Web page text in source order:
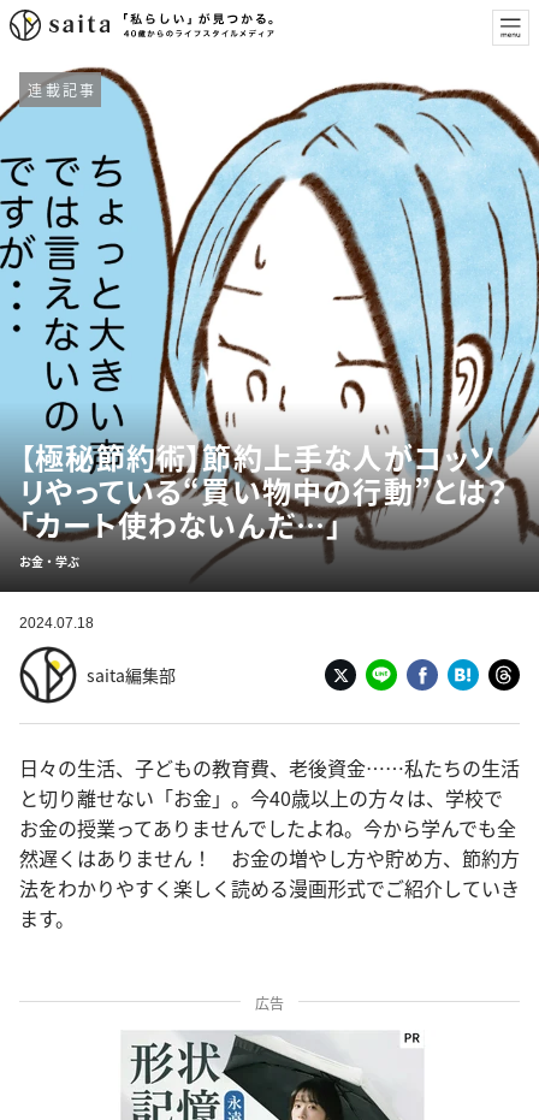
連載記事
【極秘節約術】節約上手な人がコッソ
リやっている“買い物中の行動”とは？
「カート使わないんだ…」
お金・学ぶ
2024.07.18
saita編集部
日々の生活、子どもの教育費、老後資金……私たちの生活
と切り離せない「お金」。今40歳以上の方々は、学校で
お金の授業ってありませんでしたよね。今から学んでも全
然遅くはありません！ お金の増やし方や貯め方、節約方
法をわかりやすく楽しく読める漫画形式でご紹介していき
ます。
広告